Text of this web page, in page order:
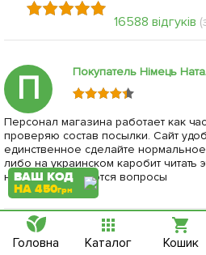
16588 відгуків
П Покупатель Німець
Персонал магазина работает как
проверяю состав посылки. Сайт
единственное сделайте
либо на украинском каробит читать
не полное, остаются вопросы
Ольга
ВАШ КОД
НА 450грн
Головна Каталог Кошик